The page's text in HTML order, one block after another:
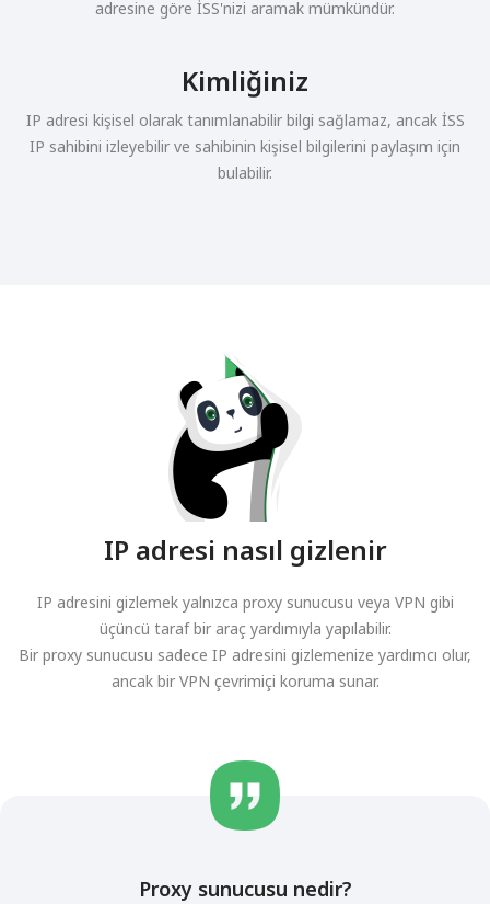
adresine göre İSS'nizi aramak mümkündür.
Kimliğiniz
IP adresi kişisel olarak tanımlanabilir bilgi sağlamaz, ancak İSS
IP sahibini izleyebilir ve sahibinin kişisel bilgilerini paylaşım için
bulabilir.
IP adresi nasıl gizlenir
IP adresini gizlemek yalnızca proxy sunucusu veya VPN gibi
üçüncü taraf bir araç yardımıyla yapılabilir.
Bir proxy sunucusu sadece IP adresini gizlemenize yardımcı olur,
ancak bir VPN çevrimiçi koruma sunar.
Proxy sunucusu nedir?